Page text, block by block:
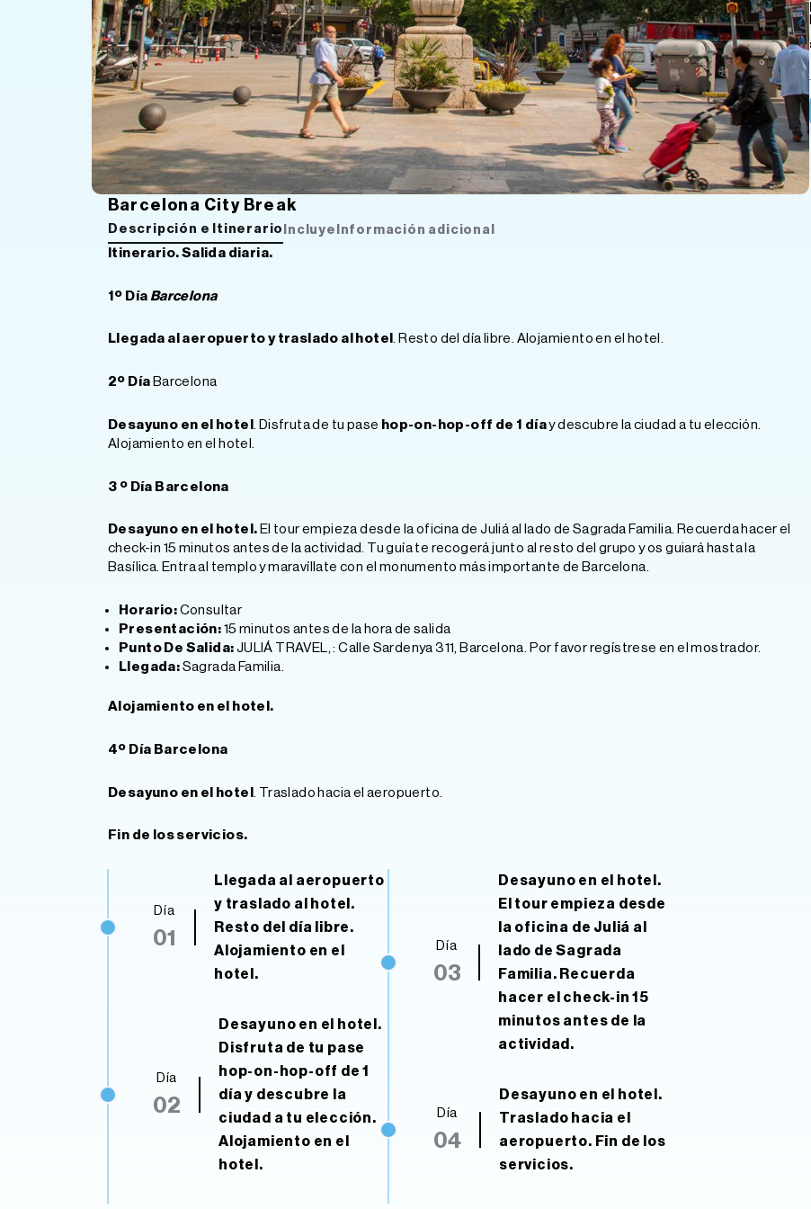
Barcelona City Break
Descripción e Itinerario Incluye Información adicional
Itinerario. Salida diaria.
1º Día Barcelona
Llegada al aeropuerto y traslado al hotel. Resto del día libre. Alojamiento en el hotel.
2º Día Barcelona
Desayuno en el hotel . Disfruta de tu pase hop-on-hop-off de 1 díay descubre la ciudad a tu elección.
Alojamiento en el hotel.
3 º Día Barcelona
Desayuno en el hotel. El tour empieza desde la oficina de Juliá al lado de Sagrada Familia. Recuerda hacer el
check-in 15 minutos antes de la actividad. Tu guía te recogerá junto al resto del grupo y os guiará hasta la
Basílica. Entra al templo y maravíllate con el monumento más importante de Barcelona.
Horario:Consultar
Presentación:15 minutos antes de la hora de salida
Punto De Salida:JULIÁ TRAVEL,: Calle Sardenya 311, Barcelona. Por favor regístrese en el mostrador.
Llegada:Sagrada Familia.
Alojamiento en el hotel.
4º Día Barcelona
Desayuno en el hotel . Traslado hacia el aeropuerto.
Fin de los servicios.
Día
01
Llegada al aeropuerto
y traslado al hotel.
Resto del día libre.
Alojamiento en el
hotel.
Día
02
Desayuno en el hotel.
Disfruta de tu pase
hop-on-hop-off de 1
día y descubre la
ciudad a tu elección.
Alojamiento en el
hotel.
Día
03
Desayuno en el hotel.
El tour empieza desde
la oficina de Juliá al
lado de Sagrada
Familia. Recuerda
hacer el check-in 15
minutos antes de la
actividad.
Día
04
Desayuno en el hotel.
Traslado hacia el
aeropuerto. Fin de los
servicios.